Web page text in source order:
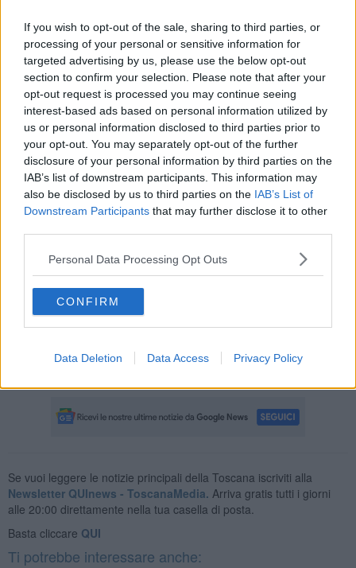
If you wish to opt-out of the sale, sharing to third parties, or
processing of your personal or sensitive information for
targeted advertising by us, please use the below opt-out
section to confirm your selection. Please note that after your
opt-out request is processed you may continue seeing
interest-based ads based on personal information utilized by
us or personal information disclosed to third parties prior to
your opt-out. You may separately opt-out of the further
disclosure of your personal information by third parties on the
IAB’s list of downstream participants. This information may
also be disclosed by us to third parties on the IAB’s List of
Downstream Participants that may further disclose it to other
Personal Data Processing Opt Outs
CONFIRM
Data Deletion Data Access Privacy Policy
rimossi.
Un ricordo sincero e appassionato sia all'uomo che dal febbraio
1993 a quel tragico 13 dicembre 1997 ha condotto la fabbrica
verso una trasformazione di vivibilità interna che a quel veicolo il cui
mito continua ad alimentarsi nel presente.
A febbraio del prossimo anno decorrono trent’anni
dall’insediamento di Giovanni Alberto Agnelli a Presidente della
Piaggio, quale miglior ricordo si poteva dedicare se non un libro
che parlasse “del ragazzo di Varramista”. Quel ragazzo che ha
iniziato la carriera facendo l’operaio in incognita alla Fiat Mirafiori e
che rinunciando ai privilegi che il suo nome gli poteva offrire preferì
servire lo Stato come Carabiniere Ausiliario nel reggimento
diverso."
Chi ne vuole sapere di più su “Il cielo sopra Varramista –
autobiografica di una Vespa” di Lando Testi e Giuseppe Cecconi è
invitato a partecipare alla presentazione del libro alle ore 18 di
domenica 3 luglio 2022 presso il giardino del Museo di Montopoli
Se vuoi leggere le notizie principali della Toscana iscriviti alla
Newsletter QUInews - ToscanaMedia. Arriva gratis tutti i giorni
alle 20:00 direttamente nella tua casella di posta.
Basta cliccare QUI
Ti potrebbe interessare anche: